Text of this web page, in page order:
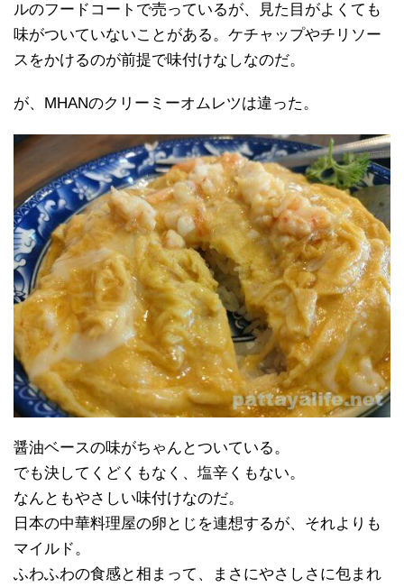
ルのフードコートで売っているが、見た目がよくても
味がついていないことがある。ケチャップやチリソー
スをかけるのが前提で味付けなしなのだ。
が、MHANのクリーミーオムレツは違った。
醤油ベースの味がちゃんとついている。
でも決してくどくもなく、塩辛くもない。
なんともやさしい味付けなのだ。
日本の中華料理屋の卵とじを連想するが、それよりも
マイルド。
ふわふわの食感と相まって、まさにやさしさに包まれ